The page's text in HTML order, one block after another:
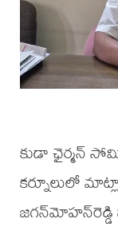
కుడా ఛైర్మన్
కర్నూలులో
జగన్‌మోహన్‌రెడ్డి